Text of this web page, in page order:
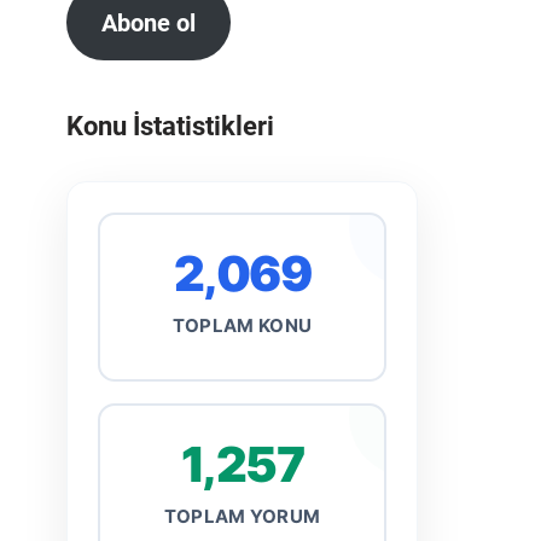
Abone ol
Konu İstatistikleri
2,069
TOPLAM KONU
1,257
TOPLAM YORUM